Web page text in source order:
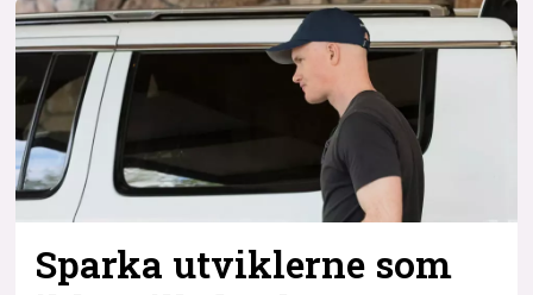
Sparka utviklerne som